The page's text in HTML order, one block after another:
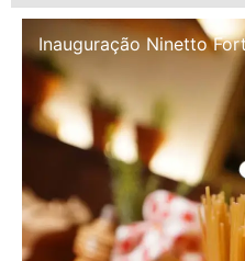
Inauguração Illa Café